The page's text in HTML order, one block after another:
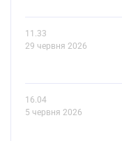
11.33
29 червня 2026
16.04
5 червня 2026